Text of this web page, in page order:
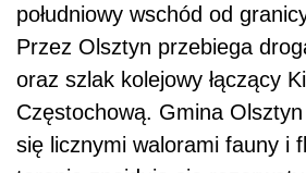
południowy wschód od
Przez Olsztyn przebiega
oraz szlak kolejowy łączący
Częstochową. Gmina
się licznymi walorami fauny i